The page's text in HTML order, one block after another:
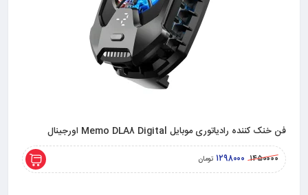
فن خنک کننده رادیاتوری موبایل Memo DLA8 Digital اورجینال
۱۴۵۰۰۰۰ ۱۲۹۸۰۰۰ تومان